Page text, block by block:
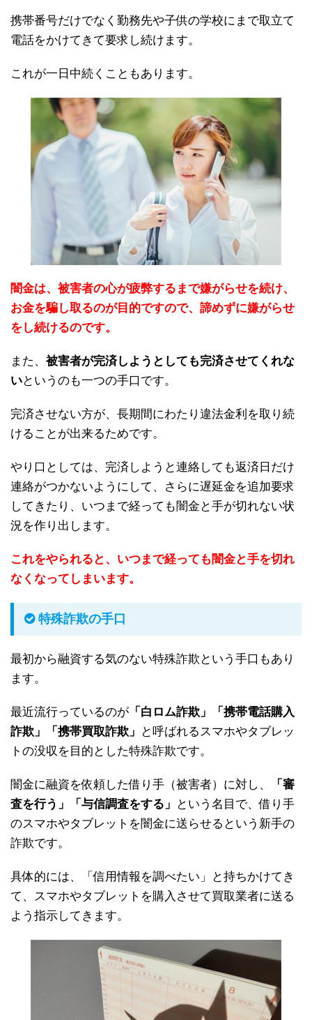
携帯番号だけでなく勤務先や子供の学校にまで取立て
電話をかけてきて要求し続けます。
これが一日中続くこともあります。
闇金は、被害者の心が疲弊するまで嫌がらせを続け、
お金を騙し取るのが目的ですので、諦めずに嫌がらせ
をし続けるのです。
また、 被害者が完済しようとしても完済させてくれな
いというのも一つの手口です。
完済させない方が、長期間にわたり違法金利を取り続
けることが出来るためです。
やり口としては、完済しようと連絡しても返済日だけ
連絡がつかないようにして、さらに遅延金を追加要求
してきたり、いつまで経っても闇金と手が切れない状
況を作り出します。
これをやられると、いつまで経っても闇金と手を切れ
なくなってしまいます。
特殊詐欺の手口
最初から融資する気のない特殊詐欺という手口もあり
ます。
最近流行っているのが 「白ロム詐欺」「携帯電話購入
詐欺」「携帯買取詐欺」
と呼ばれるスマホやタブレッ
トの没収を目的とした特殊詐欺です。
闇金に融資を依頼した借り手（被害者）に対し、
「審
査を行う」「与信調査をする」
という名目で、借り手
のスマホやタブレットを闇金に送らせるという新手の
詐欺です。
具体的には、「信用情報を調べたい」と持ちかけてき
て、スマホやタブレットを購入させて買取業者に送る
よう指示してきます。